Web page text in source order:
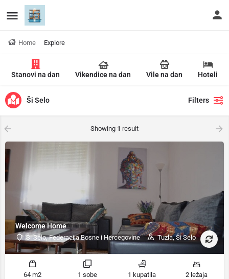
Home Explore
Stanovi na dan Vikendice na dan Vile na dan Hoteli
Ši Selo Filters
Showing 1 result
Welcome Home
Ši Selo, Federacija Bosne i Hercegovine Tuzla, Ši Selo
64 m2 1 sobe 1 kupatila 2 ležaja